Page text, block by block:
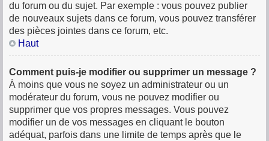
du forum ou du sujet. Par exemple : vous pouvez publier
de nouveaux sujets dans ce forum, vous pouvez transférer
des pièces jointes dans ce forum, etc.
Haut
Comment puis-je modifier ou supprimer un message ?
À moins que vous ne soyez un administrateur ou un
modérateur du forum, vous ne pouvez modifier ou
supprimer que vos propres messages. Vous pouvez
modifier un de vos messages en cliquant le bouton
adéquat, parfois dans une limite de temps après que le